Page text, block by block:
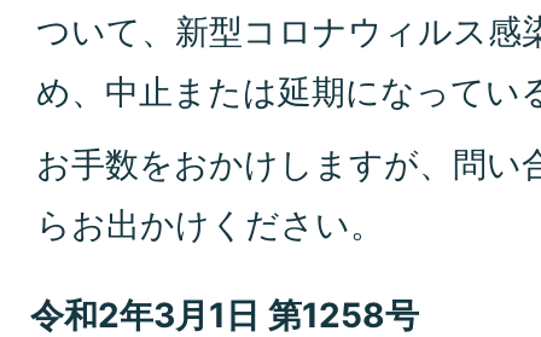
ついて、新型コロナウィルス感
め、中止または延期になってい
お手数をおかけしますが、問い
らお出かけください。
令和2年3月1日 第1258号